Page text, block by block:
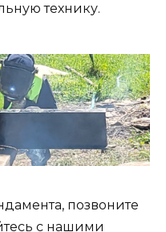
технику.
позвоните
с нашими